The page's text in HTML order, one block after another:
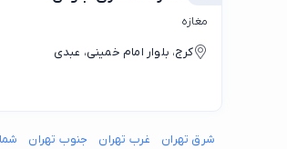
مغازه
کرج، بلوار امام خمینی، عبدی
شرق تهران غرب تهران جنوب تهران